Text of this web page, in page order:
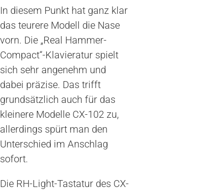
In diesem Punkt hat ganz klar
das teurere Modell die Nase
vorn. Die „Real Hammer-
Compact“-Klavieratur spielt
sich sehr angenehm und
dabei präzise. Das trifft
grundsätzlich auch für das
kleinere Modelle CX-102 zu,
allerdings spürt man den
Unterschied im Anschlag
sofort.
Die RH-Light-Tastatur des CX-